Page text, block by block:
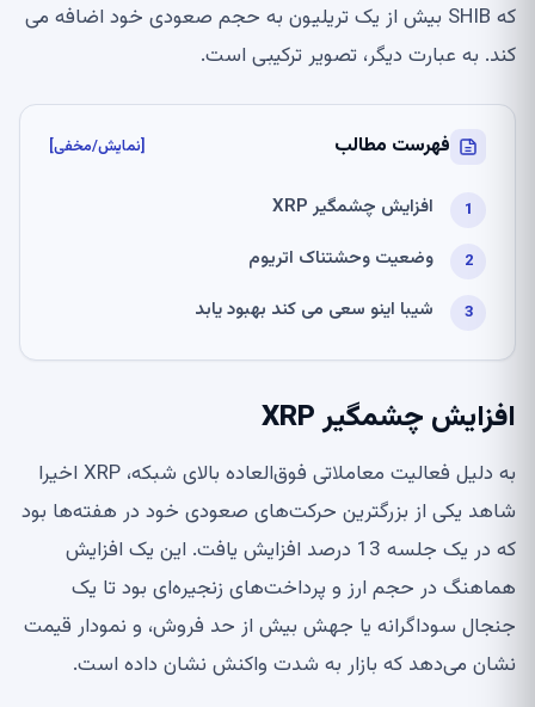
که SHIB بیش از یک تریلیون به حجم صعودی خود اضافه می
کند. به عبارت دیگر، تصویر ترکیبی است.
فهرست مطالب [نمایش/مخفی]
افزایش چشمگیر XRP
وضعیت وحشتناک اتریوم
شیبا اینو سعی می کند بهبود یابد
افزایش چشمگیر XRP
به دلیل فعالیت معاملاتی فوق‌العاده بالای شبکه، XRP اخیرا
شاهد یکی از بزرگترین حرکت‌های صعودی خود در هفته‌ها بود
که در یک جلسه 13 درصد افزایش یافت. این یک افزایش
هماهنگ در حجم ارز و پرداخت‌های زنجیره‌ای بود تا یک
جنجال سوداگرانه یا جهش بیش از حد فروش، و نمودار قیمت
نشان می‌دهد که بازار به شدت واکنش نشان داده است.